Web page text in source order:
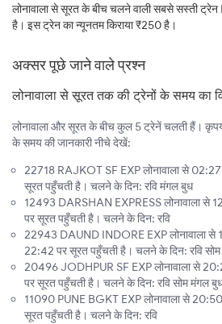
लोनावाला से सूरत के बीच चलने वाली सबसे सस्ती
है। इस ट्रेन का न्यूनतम किराया ₹250 है।
अक्सर पूछे जाने वाले प्रश्न
लोनावाला से सूरत तक की ट्रेनों के समय का
लोनावाला और सूरत के बीच कुल 5 ट्रेनें चलती हैं।
के समय की जानकारी नीचे देखें:
22718 RAJKOT SF EXP लोनावाला से
सूरत पहुँचती है। चलने के दिन: रवि मंगल बुध
12493 DARSHAN EXPRESS लोनावाला से
पर सूरत पहुँचती है। चलने के दिन: रवि
22943 DAUND INDORE EXP लोनावाला
22:42 पर सूरत पहुँचती है। चलने के दिन: रवि
20496 JODHPUR SF EXP लोनावाला से
पर सूरत पहुँचती है। चलने के दिन: रवि सोम मंगल
11090 PUNE BGKT EXP लोनावाला से
सूरत पहुँचती है। चलने के दिन: रवि